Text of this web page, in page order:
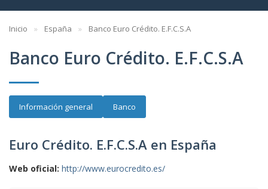
Inicio España Banco Euro Crédito. E.F.C.S.A
Banco Euro Crédito. E.F.C.S.A
Información general Banco
Euro Crédito. E.F.C.S.A en España
Web oficial: http://www.eurocredito.es/